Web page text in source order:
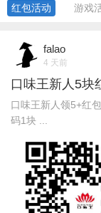
红包活动 游戏
falao
4 天前
口味王新人5块
口味王新人领5+红
码1块 ...